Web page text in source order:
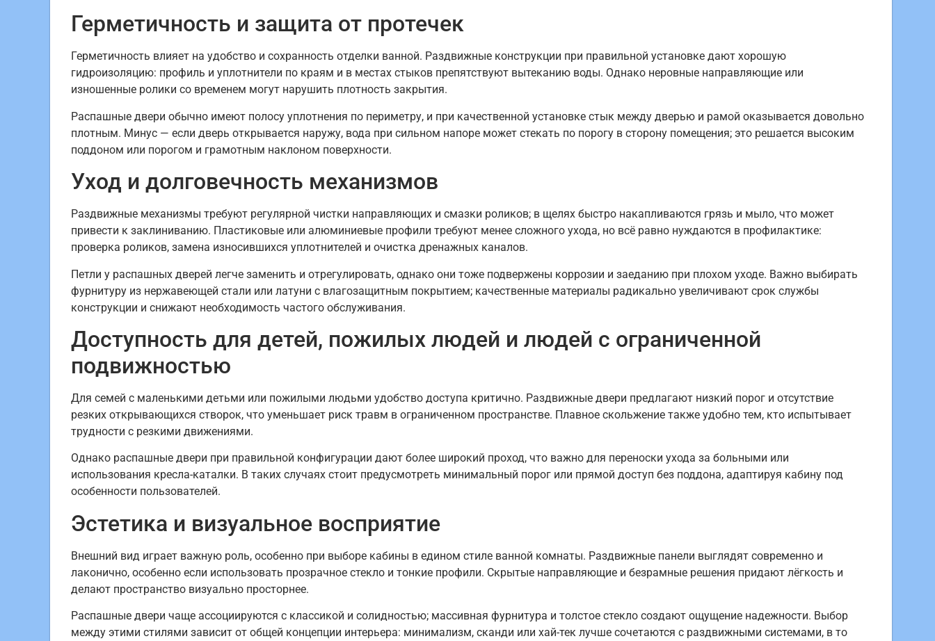
Герметичность и защита от протечек
Герметичность влияет на удобство и сохранность отделки ванной. Раздвижные конструкции при правильной установке дают хорошую
гидроизоляцию: профиль и уплотнители по краям и в местах стыков препятствуют вытеканию воды. Однако неровные направляющие или
изношенные ролики со временем могут нарушить плотность закрытия.
Распашные двери обычно имеют полосу уплотнения по периметру, и при качественной установке стык между дверью и рамой оказывается довольно
плотным. Минус — если дверь открывается наружу, вода при сильном напоре может стекать по порогу в сторону помещения; это решается высоким
поддоном или порогом и грамотным наклоном поверхности.
Уход и долговечность механизмов
Раздвижные механизмы требуют регулярной чистки направляющих и смазки роликов; в щелях быстро накапливаются грязь и мыло, что может
привести к заклиниванию. Пластиковые или алюминиевые профили требуют менее сложного ухода, но всё равно нуждаются в профилактике:
проверка роликов, замена износившихся уплотнителей и очистка дренажных каналов.
Петли у распашных дверей легче заменить и отрегулировать, однако они тоже подвержены коррозии и заеданию при плохом уходе. Важно выбирать
фурнитуру из нержавеющей стали или латуни с влагозащитным покрытием; качественные материалы радикально увеличивают срок службы
конструкции и снижают необходимость частого обслуживания.
Доступность для детей, пожилых людей и людей с ограниченной
подвижностью
Для семей с маленькими детьми или пожилыми людьми удобство доступа критично. Раздвижные двери предлагают низкий порог и отсутствие
резких открывающихся створок, что уменьшает риск травм в ограниченном пространстве. Плавное скольжение также удобно тем, кто испытывает
трудности с резкими движениями.
Однако распашные двери при правильной конфигурации дают более широкий проход, что важно для переноски ухода за больными или
использования кресла-каталки. В таких случаях стоит предусмотреть минимальный порог или прямой доступ без поддона, адаптируя кабину под
особенности пользователей.
Эстетика и визуальное восприятие
Внешний вид играет важную роль, особенно при выборе кабины в едином стиле ванной комнаты. Раздвижные панели выглядят современно и
лаконично, особенно если использовать прозрачное стекло и тонкие профили. Скрытые направляющие и безрамные решения придают лёгкость и
делают пространство визуально просторнее.
Распашные двери чаще ассоциируются с классикой и солидностью; массивная фурнитура и толстое стекло создают ощущение надежности. Выбор
между этими стилями зависит от общей концепции интерьера: минимализм, сканди или хай-тек лучше сочетаются с раздвижными системами, в то